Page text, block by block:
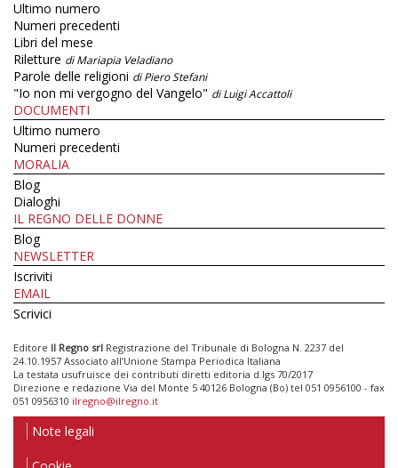
Ultimo numero
Numeri precedenti
Libri del mese
Riletture di Mariapia Veladiano
Parole delle religioni di Piero Stefani
"Io non mi vergogno del Vangelo" di Luigi Accattoli
DOCUMENTI
Ultimo numero
Numeri precedenti
MORALIA
Blog
Dialoghi
IL REGNO DELLE DONNE
Blog
NEWSLETTER
Iscriviti
EMAIL
Scrivici
Editore Il Regno srl Registrazione del Tribunale di Bologna N. 2237 del
24.10.1957 Associato all’Unione Stampa Periodica Italiana
La testata usufruisce dei contributi diretti editoria d.lgs 70/2017
Direzione e redazione Via del Monte 5 40126 Bologna (Bo) tel 051 0956100 - fax
051 0956310 ilregno@ilregno.it
Note legali